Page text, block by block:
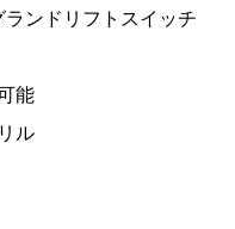
ランドリフトスイッチ
能
ル